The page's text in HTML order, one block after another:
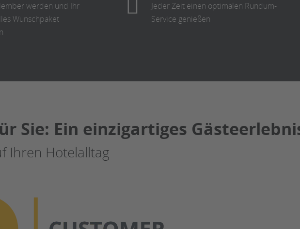
werden und Ihr
Wunschpaket
Jeder Zeit einen optimalen Rundum-
Service genießen
Sie: Ein einzigartiges
Ihren Hotelalltag